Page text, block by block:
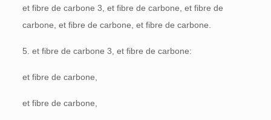
et fibre de carbone 3, et fibre de carbone, et fibre de
carbone, et fibre de carbone, et fibre de carbone.
5. et fibre de carbone 3, et fibre de carbone:
et fibre de carbone,
et fibre de carbone,